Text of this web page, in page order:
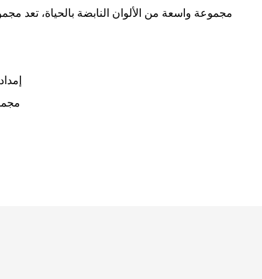
مجموعة واسعة من الألوان النابضة بالحياة، تعد
◎